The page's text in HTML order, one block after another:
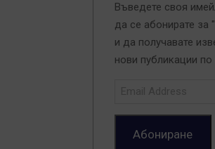
Въведете своя
да се абонирате за
и да получавате
нови публикации по
Абониране